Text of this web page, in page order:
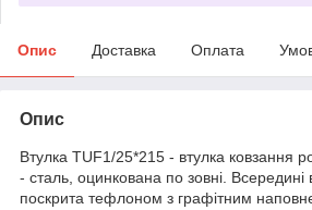
Опис Доставка Оплата
Опис
Втулка TUF1/25*215 - втулка ковзання
- сталь, оцинкована по зовні. Всередині
поскрита тефлоном з графітним